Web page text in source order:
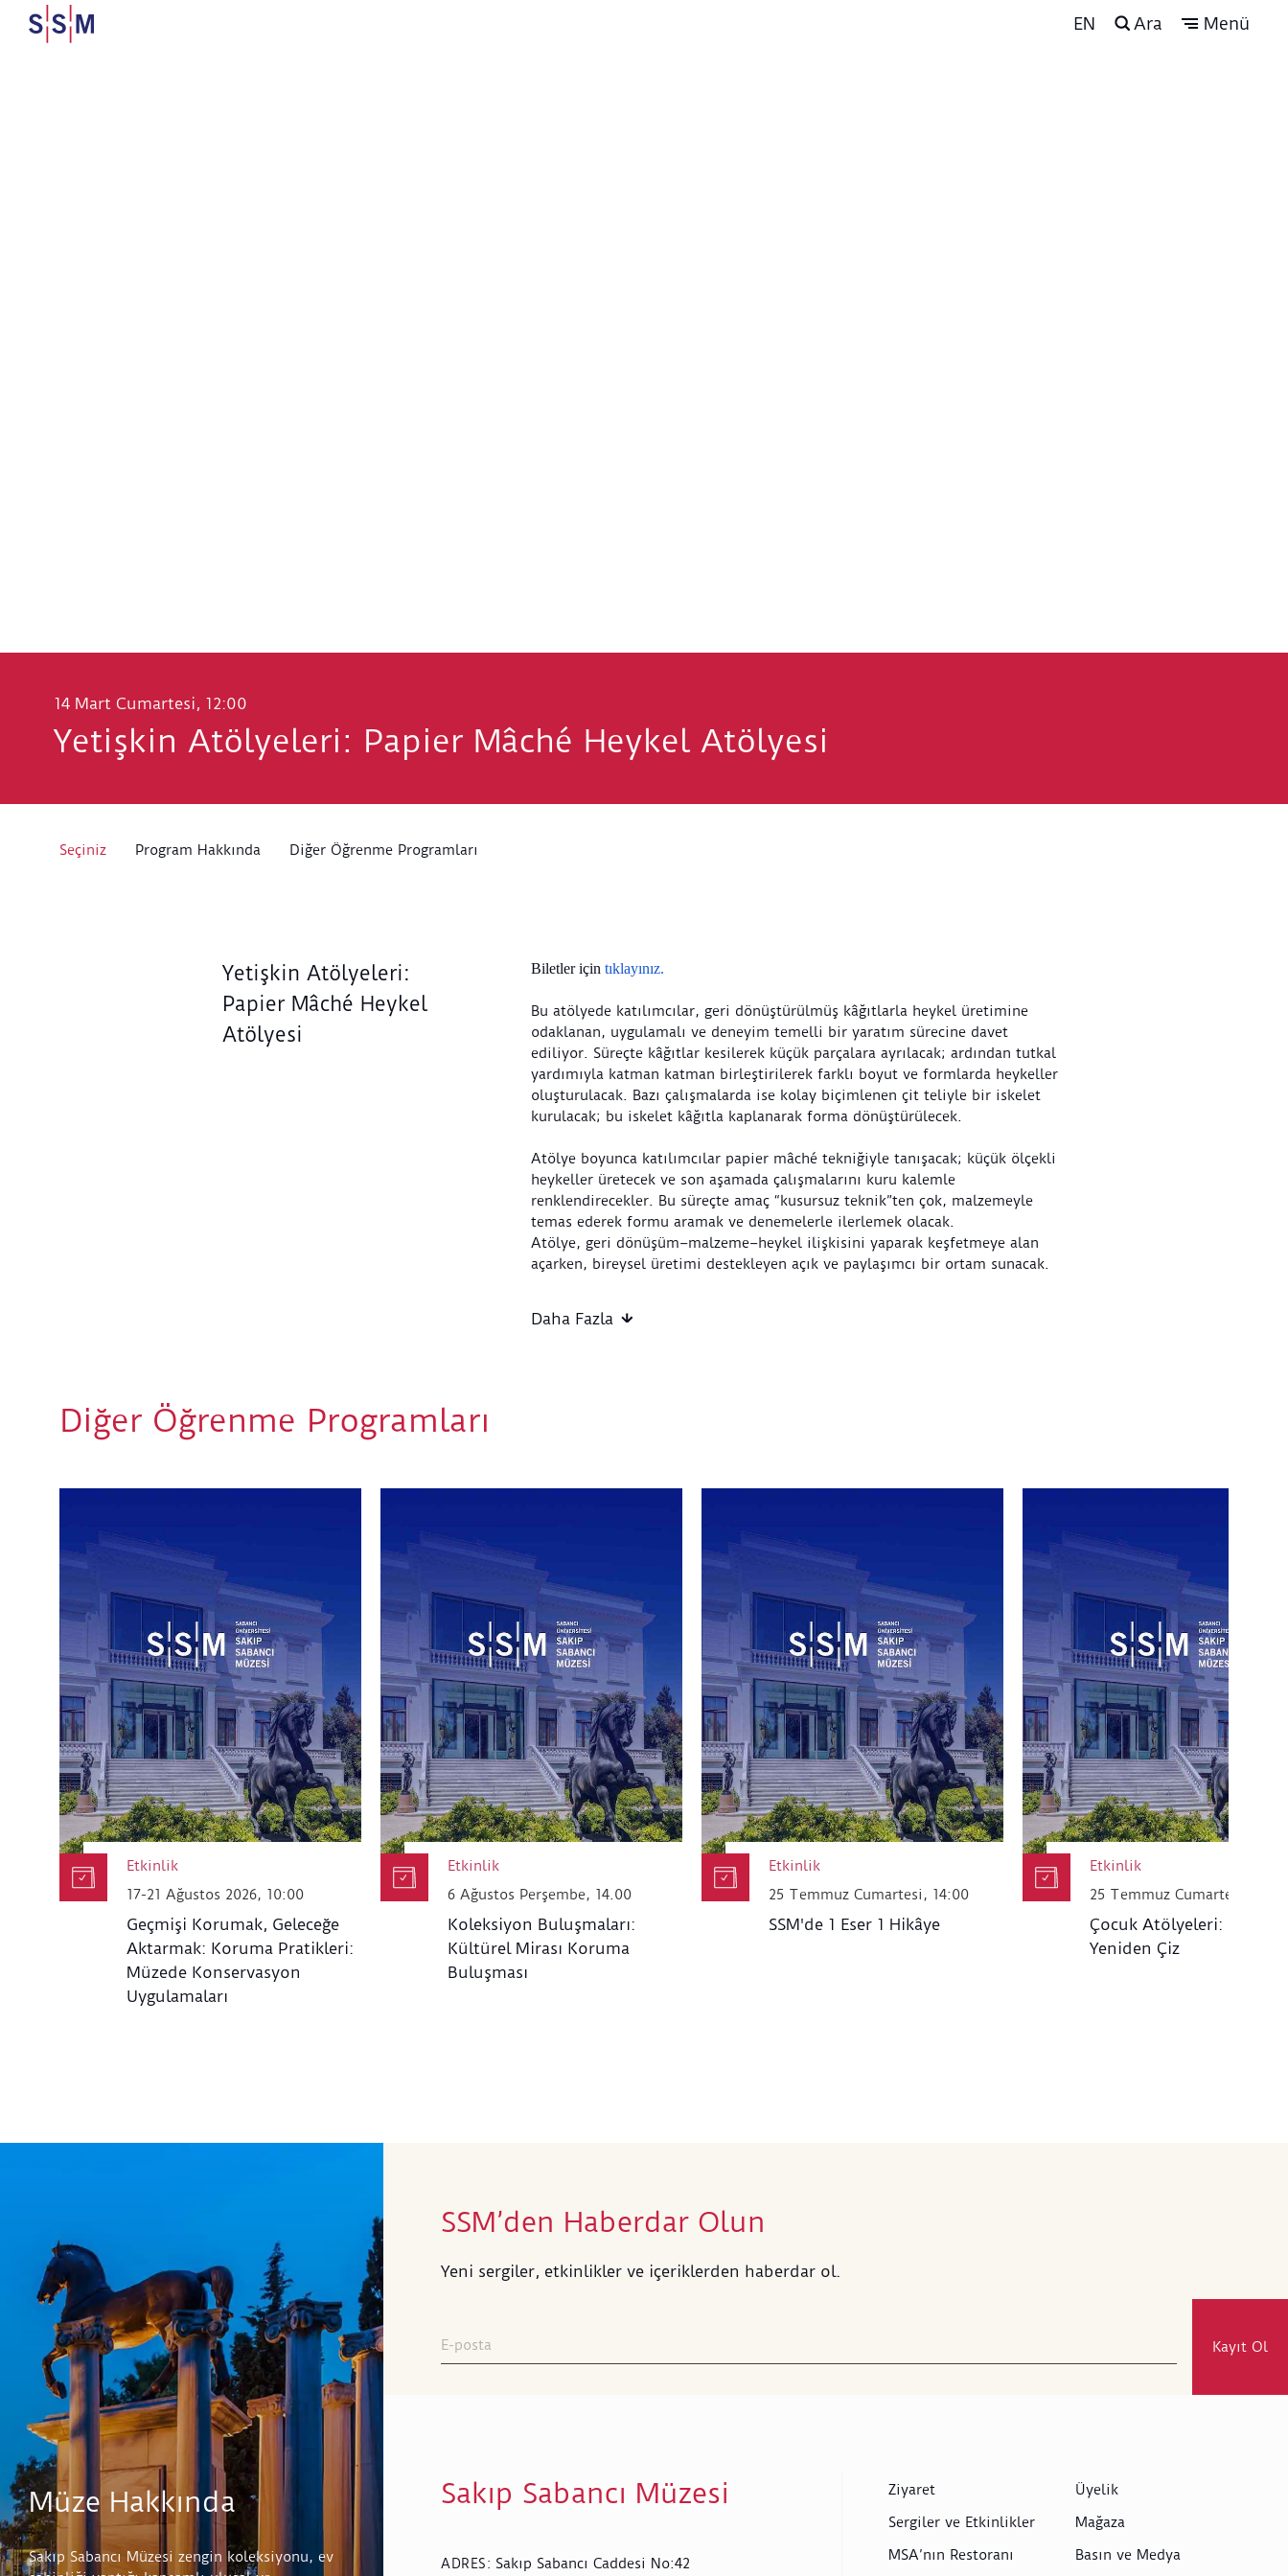
EN Ara Menü
14 Mart Cumartesi, 12:00
Yetişkin Atölyeleri: Papier Mâché Heykel Atölyesi
Seçiniz Program Hakkında Diğer Öğrenme Programları
Yetişkin Atölyeleri:
Papier Mâché Heykel
Atölyesi
Biletler için tıklayınız.
Bu atölyede katılımcılar, geri dönüştürülmüş kâğıtlarla heykel üretimine
odaklanan, uygulamalı ve deneyim temelli bir yaratım sürecine davet
ediliyor. Süreçte kâğıtlar kesilerek küçük parçalara ayrılacak; ardından tutkal
yardımıyla katman katman birleştirilerek farklı boyut ve formlarda heykeller
oluşturulacak. Bazı çalışmalarda ise kolay biçimlenen çit teliyle bir iskelet
kurulacak; bu iskelet kâğıtla kaplanarak forma dönüştürülecek.
Atölye boyunca katılımcılar papier mâché tekniğiyle tanışacak; küçük ölçekli
heykeller üretecek ve son aşamada çalışmalarını kuru kalemle
renklendirecekler. Bu süreçte amaç “kusursuz teknik”ten çok, malzemeyle
temas ederek formu aramak ve denemelerle ilerlemek olacak.
Atölye, geri dönüşüm–malzeme–heykel ilişkisini yaparak keşfetmeye alan
açarken, bireysel üretimi destekleyen açık ve paylaşımcı bir ortam sunacak.
Yaş Grubu:Yetişkin
Kapıda bilet satışı olmayacaktır.
Atölye malzemelerini SSM sağlar.
Rahat kıyafetler giyilmesi önerilir.
Organizasyon, öngörülmeyen ve kaçınılmaz nedenlerden ötürü programda her
türlü değişiklik yapma hakkını saklı tutar.
Etkinliklerde fotoğraf/video çekimi yalnızca bilgilendirilmiş açık rıza veren
katılımcılar için yapılır. Rıza vermeyenlerin görüntüleri kullanılmaz; bu
kişiler kadraj dışında tutulur veya yüzleri ayırt edilemeyecek şekilde çekim
yapılır. Görseller yalnızca müzenin tanıtım ve arşiv amaçları için saklanır;
üçüncü taraflarla veya yapay zekâ tabanlı platformlarla paylaşılmaz.
Daha Fazla
Diğer Öğrenme Programları
Etkinlik
17-21 Ağustos 2026, 10:00
Geçmişi Korumak, Geleceğe
Aktarmak: Koruma Pratikleri:
Müzede Konservasyon
Uygulamaları
Etkinlik
6 Ağustos Perşembe, 14.00
Koleksiyon Buluşmaları:
Kültürel Mirası Koruma
Buluşması
Etkinlik
25 Temmuz Cumartesi, 14:00
SSM'de 1 Eser 1 Hikâye
Etkinlik
25 Temmuz Cumartesi,
Çocuk Atölyeleri: Haritayı
Yeniden Çiz
Müze Hakkında
Sakıp Sabancı Müzesi zengin koleksiyonu, ev
SSM’den Haberdar Olun
Yeni sergiler, etkinlikler ve içeriklerden haberdar ol.
Kayıt Ol
Sakıp Sabancı Müzesi
ADRES: Sakıp Sabancı Caddesi No:42
Ziyaret
Sergiler ve Etkinlikler
MSA’nın Restoranı
Üyelik
Mağaza
Basın ve Medya